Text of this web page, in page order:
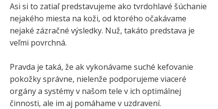
Asi si to zatiaľ predstavujeme ako tvrdohlavé šúchanie
nejakého miesta na koži, od ktorého očakávame
nejaké zázračné výsledky. Nuž, takáto predstava je
veľmi povrchná.
Pravda je taká, že ak vykonávame suché kefovanie
pokožky správne, nielenže podporujeme viaceré
orgány a systémy v našom tele v ich optimálnej
činnosti, ale im aj pomáhame v uzdravení.